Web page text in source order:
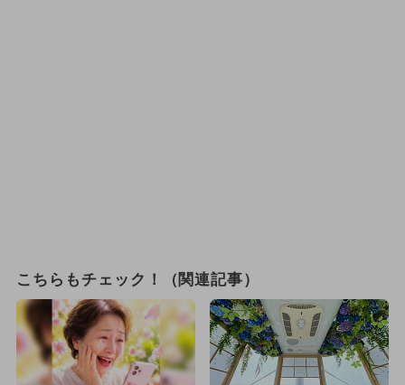
こちらもチェック！（関連記事）